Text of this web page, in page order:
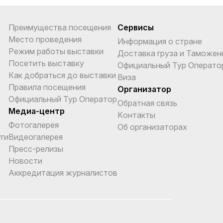
Преимущества посещения
Место проведения
Режим работы выставки
Посетить выставку
Как добраться до выставки
Правила посещения
Официальный Тур Оператор
Медиа-центр
Фотогалерея
Видеогалерея
Пресс-релизы
Новости
Аккредитация журналистов
Сервисы
Информация о стране
Доставка груза и
Официальный Тур
Виза
Организатор
Обратная связь
Kонтакты
Об организаторах